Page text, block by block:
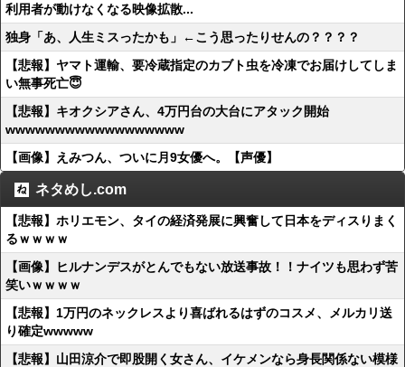
利用者が動けなくなる映像拡散...
独身「あ、人生ミスったかも」←こう思ったりせんの？？？？
【悲報】ヤマト運輸、要冷蔵指定のカブト虫を冷凍でお届けしてしま
い無事死亡😇
【悲報】キオクシアさん、4万円台の大台にアタック開始
wwwwwwwwwwwwwwwwww
【画像】えみつん、ついに月9女優へ。【声優】
ネタめし.com
【悲報】ホリエモン、タイの経済発展に興奮して日本をディスりまく
るｗｗｗｗ
【画像】ヒルナンデスがとんでもない放送事故！！ナイツも思わず苦
笑いｗｗｗｗ
【悲報】1万円のネックレスより喜ばれるはずのコスメ、メルカリ送
り確定wwwww
【悲報】山田涼介で即股開く女さん、イケメンなら身長関係ない模様